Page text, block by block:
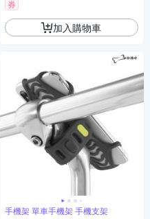
券
加入購物車
手機架 單車手機架 手機支架